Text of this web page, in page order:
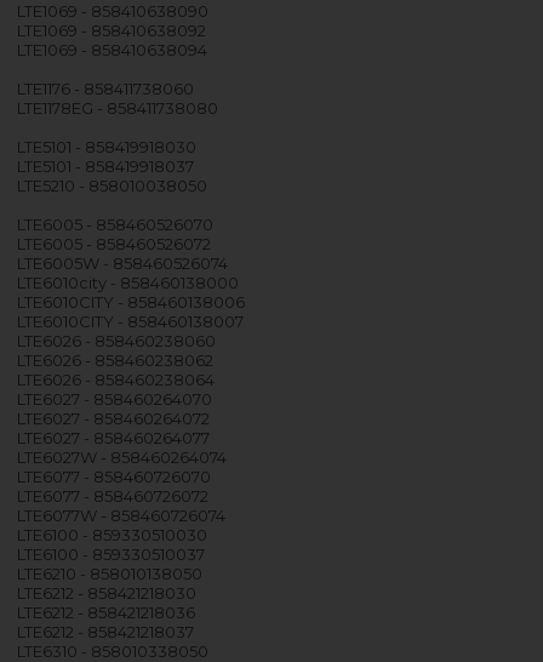
LTE1069 - 858410638090
LTE1069 - 858410638092
LTE1069 - 858410638094
LTE1176 - 858411738060
LTE1178EG - 858411738080
LTE5101 - 858419918030
LTE5101 - 858419918037
LTE5210 - 858010038050
LTE6005 - 858460526070
LTE6005 - 858460526072
LTE6005W - 858460526074
LTE6010city - 858460138000
LTE6010CITY - 858460138006
LTE6010CITY - 858460138007
LTE6026 - 858460238060
LTE6026 - 858460238062
LTE6026 - 858460238064
LTE6027 - 858460264070
LTE6027 - 858460264072
LTE6027 - 858460264077
LTE6027W - 858460264074
LTE6077 - 858460726070
LTE6077 - 858460726072
LTE6077W - 858460726074
LTE6100 - 859330510030
LTE6100 - 859330510037
LTE6210 - 858010138050
LTE6212 - 858421218030
LTE6212 - 858421218036
LTE6212 - 858421218037
LTE6310 - 858010338050